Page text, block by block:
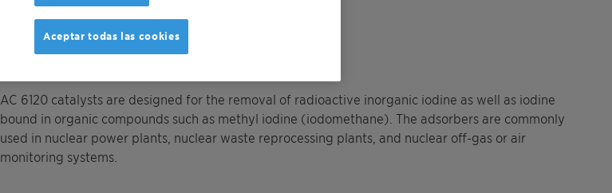
AC 6120
AC 6120 catalysts are designed for the removal of radioactive inorganic iodine as well as iodine
bound in organic compounds such as methyl iodine (iodomethane). The adsorbers are commonly
used in nuclear power plants, nuclear waste reprocessing plants, and nuclear off-gas or air
monitoring systems.
Aceptar todas las cookies